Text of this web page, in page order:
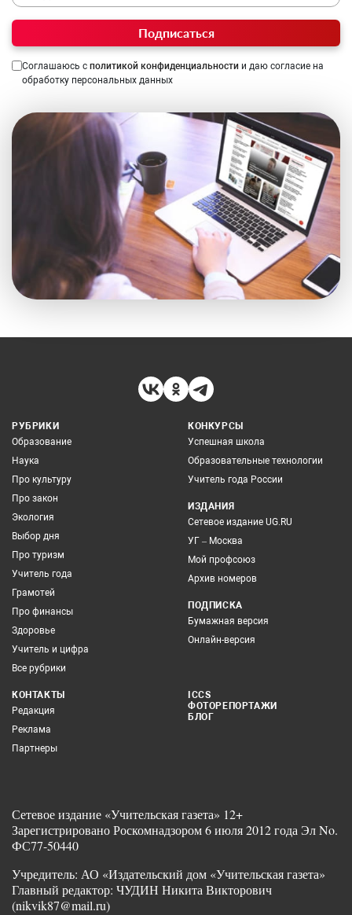
Подписаться
Соглашаюсь с политикой конфиденциальности и даю согласие на
обработку персональных данных
РУБРИКИ
Образование
Наука
Про культуру
Про закон
Экология
Выбор дня
Про туризм
Учитель года
Грамотей
Про финансы
Здоровье
Учитель и цифра
Все рубрики
КОНКУРСЫ
Успешная школа
Образовательные технологии
Учитель года России
ИЗДАНИЯ
Сетевое издание UG.RU
УГ – Москва
Мой профсоюз
Архив номеров
ПОДПИСКА
Бумажная версия
Онлайн-версия
КОНТАКТЫ
Редакция
Реклама
Партнеры
ICCS
ФОТОРЕПОРТАЖИ
БЛОГ
Сетевое издание «Учительская газета» 12+
Зарегистрировано Роскомнадзором 6 июля 2012 года Эл No.
ФС77-50440
Учредитель: АО «Издательский дом «Учительская газета»
Главный редактор: ЧУДИН Никита Викторович
(nikvik87@mail.ru)